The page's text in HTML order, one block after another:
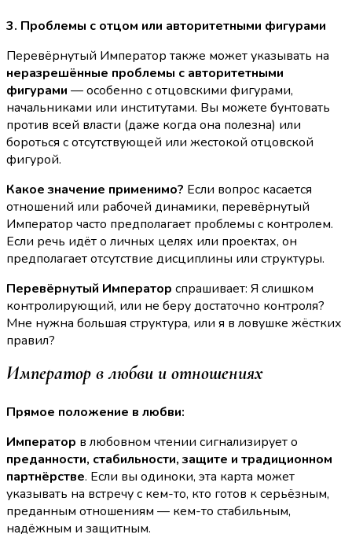
3. Проблемы с отцом или авторитетными фигурами
Перевёрнутый Император также может указывать на
неразрешённые проблемы с авторитетными
фигурами — особенно с отцовскими фигурами,
начальниками или институтами. Вы можете бунтовать
против всей власти (даже когда она полезна) или
бороться с отсутствующей или жестокой отцовской
фигурой.
Какое значение применимо? Если вопрос касается
отношений или рабочей динамики, перевёрнутый
Император часто предполагает проблемы с контролем.
Если речь идёт о личных целях или проектах, он
предполагает отсутствие дисциплины или структуры.
Перевёрнутый Император спрашивает: Я слишком
контролирующий, или не беру достаточно контроля?
Мне нужна большая структура, или я в ловушке жёстких
правил?
Император в любви и отношениях
Прямое положение в любви:
Император в любовном чтении сигнализирует о
преданности, стабильности, защите и традиционном
партнёрстве. Если вы одиноки, эта карта может
указывать на встречу с кем-то, кто готов к серьёзным,
преданным отношениям — кем-то стабильным,
надёжным и защитным.